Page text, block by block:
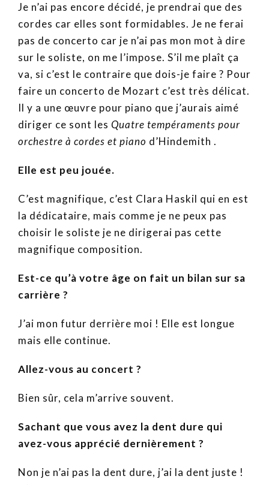
Je n’ai pas encore décidé, je prendrai que des
cordes car elles sont formidables. Je ne ferai
pas de concerto car je n’ai pas mon mot à dire
sur le soliste, on me l’impose. S’il me plaît ça
va, si c’est le contraire que dois-je faire ? Pour
faire un concerto de Mozart c’est très délicat.
Il y a une œuvre pour piano que j’aurais aimé
diriger ce sont les Quatre tempéraments pour
orchestre à cordes et piano d’Hindemith .
Elle est peu jouée.
C’est magnifique, c’est Clara Haskil qui en est
la dédicataire, mais comme je ne peux pas
choisir le soliste je ne dirigerai pas cette
magnifique composition.
Est-ce qu’à votre âge on fait un bilan sur sa
carrière ?
J’ai mon futur derrière moi ! Elle est longue
mais elle continue.
Allez-vous au concert ?
Bien sûr, cela m’arrive souvent.
Sachant que vous avez la dent dure qui
avez-vous apprécié dernièrement ?
Non je n’ai pas la dent dure, j’ai la dent juste !